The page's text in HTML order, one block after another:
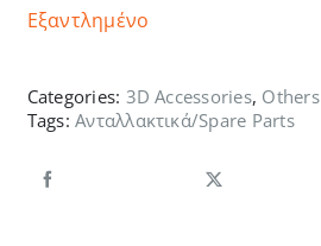
Εξαντλημένο
Categories: 3D Accessories, Others
Tags:Ανταλλακτικά/Spare Parts